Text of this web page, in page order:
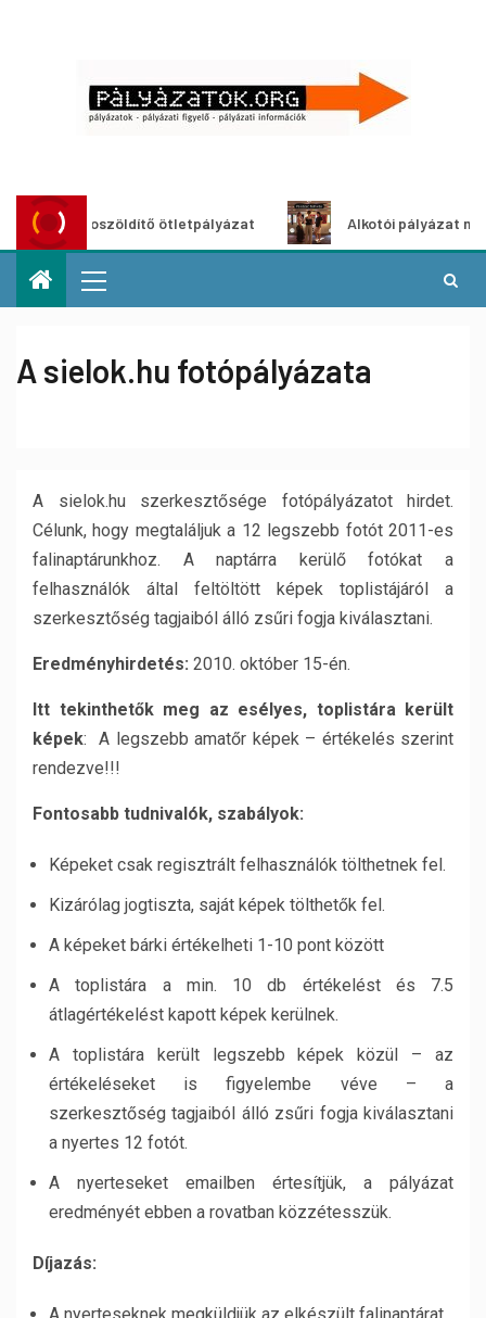
Városzöldítő ötletpályázat Alkotói pályázat
A sielok.hu fotópályázata
A sielok.hu szerkesztősége fotópályázatot hirdet.
Célunk, hogy megtaláljuk a 12 legszebb fotót 2011-es
falinaptárunkhoz. A naptárra kerülő fotókat a
felhasználók által feltöltött képek toplistájáról a
szerkesztőség tagjaiból álló zsűri fogja kiválasztani.
Eredményhirdetés: 2010. október 15-én.
Itt tekinthetők meg az esélyes, toplistára került
képek: A legszebb amatőr képek – értékelés szerint
rendezve!!!
Fontosabb tudnivalók, szabályok:
Képeket csak regisztrált felhasználók tölthetnek fel.
Kizárólag jogtiszta, saját képek tölthetők fel.
A képeket bárki értékelheti 1-10 pont között
A toplistára a min. 10 db értékelést és 7.5
átlagértékelést kapott képek kerülnek.
A toplistára került legszebb képek közül – az
értékeléseket is figyelembe véve – a
szerkesztőség tagjaiból álló zsűri fogja kiválasztani
a nyertes 12 fotót.
A nyerteseket emailben értesítjük, a pályázat
eredményét ebben a rovatban közzétesszük.
Díjazás: